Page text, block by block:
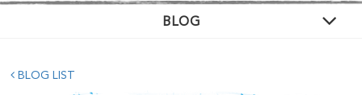
BLOG
BLOG LIST